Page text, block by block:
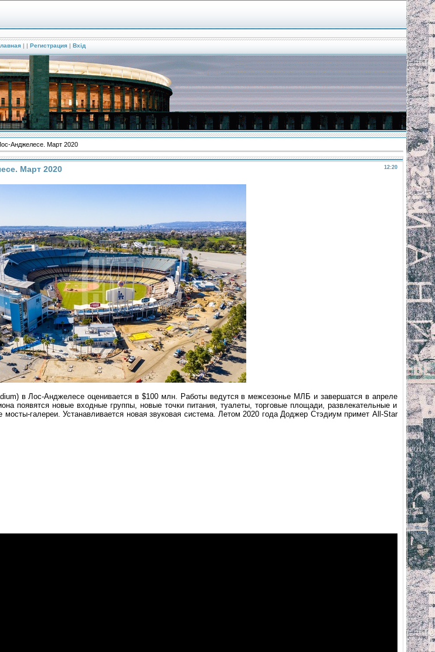
| | Регистрация | Вхід
Анджелесе. Март 2020
12:20
Март 2020
в Лос-Анджелесе оценивается в $100 млн. Работы ведутся в межсезонье МЛБ и завершатся в апреле
появятся новые входные группы, новые точки питания, туалеты, торговые площади, развлекательные и
галереи. Устанавливается новая звуковая система. Летом 2020 года Доджер Стэдиум примет All-Star